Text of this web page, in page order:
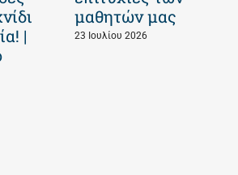
|
μαθητών μας
23 Ιουλίου 2026